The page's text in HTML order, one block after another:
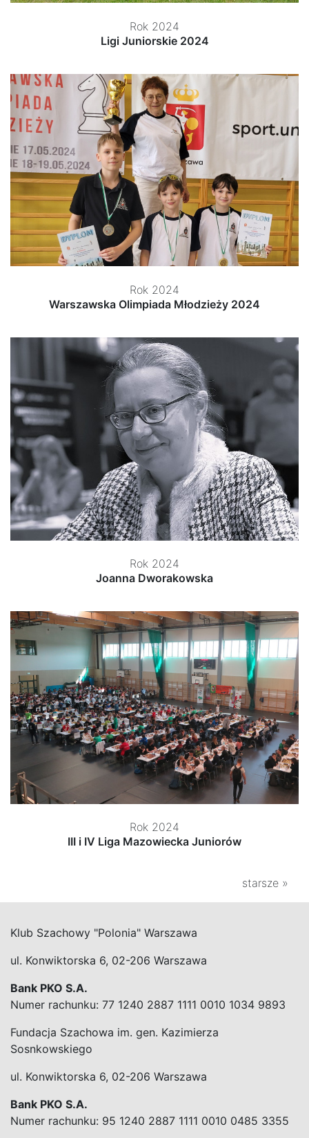
Rok 2024
Ligi Juniorskie 2024
Rok 2024
Warszawska Olimpiada Młodzieży 2024
Rok 2024
Joanna Dworakowska
Rok 2024
III i IV Liga Mazowiecka Juniorów
starsze »
Klub Szachowy "Polonia" Warszawa
ul. Konwiktorska 6, 02-206 Warszawa
Bank PKO S.A.
Numer rachunku: 77 1240 2887 1111 0010 1034 9893
Fundacja Szachowa im. gen. Kazimierza
Sosnkowskiego
ul. Konwiktorska 6, 02-206 Warszawa
Bank PKO S.A.
Numer rachunku: 95 1240 2887 1111 0010 0485 3355